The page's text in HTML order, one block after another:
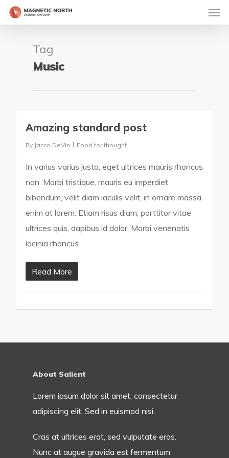
Tag
Music
Amazing standard post
By Jacco DeVin Food for thought
In varius varius justo, eget ultrices mauris rhoncus
non. Morbi tristique, mauris eu imperdiet
bibendum, velit diam iaculis velit, in ornare massa
enim at lorem. Etiam risus diam, porttitor vitae
ultrices quis, dapibus id dolor. Morbi venenatis
lacinia rhoncus.
Read More
2724
About Salient
Lorem ipsum dolor sit amet, consectetur
adipiscing elit. Sed in euismod nisi.
Cras at ultrices erat, sed vulputate eros.
Nunc at augue gravida est fermentum